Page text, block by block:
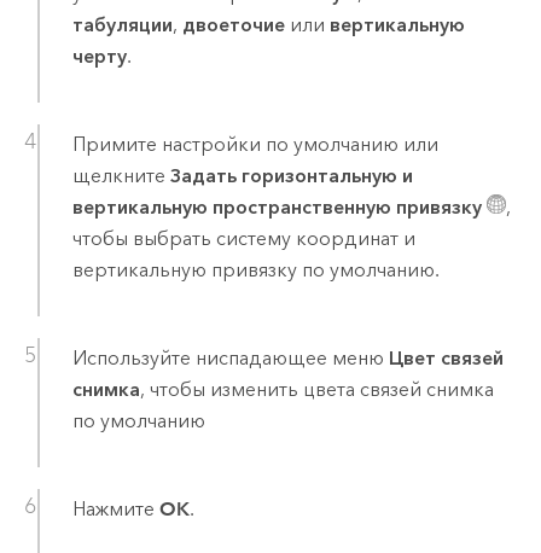
табуляции, двоеточиеили вертикальную
черту.
Примите настройки по умолчанию или
щелкните Задать горизонтальную и
вертикальную пространственную привязку
,
чтобы выбрать систему координат и
вертикальную привязку по умолчанию.
Используйте ниспадающее меню Цвет связей
снимка, чтобы изменить цвета связей снимка
по умолчанию
Нажмите OK.